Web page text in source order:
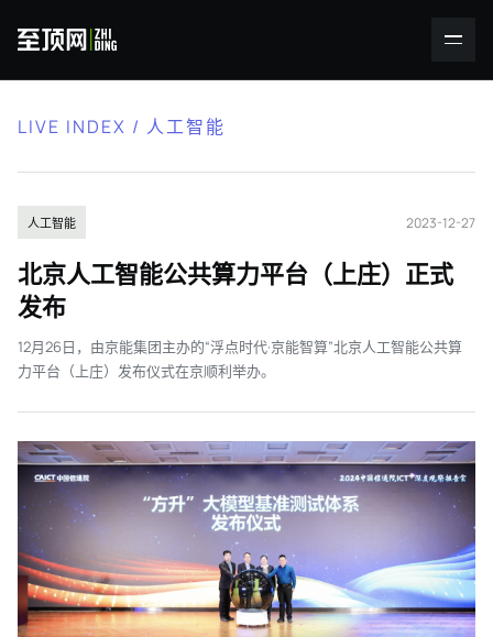
LIVE INDEX / 人工智能
人工智能 2023-12-27
北京人工智能公共算力平台（上庄）正式
发布
12月26日，由京能集团主办的“浮点时代·京能智算”北京人工智能公共算
力平台（上庄）发布仪式在京顺利举办。